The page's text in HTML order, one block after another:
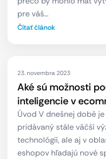
pre váš…
Čítať článok
23. novembra 2023
Aké sú možnosti
inteligencie v
Úvod V dnešnej době
pridávaný stále väčší
technológií, ale aj v
eshopov hľadajú nové